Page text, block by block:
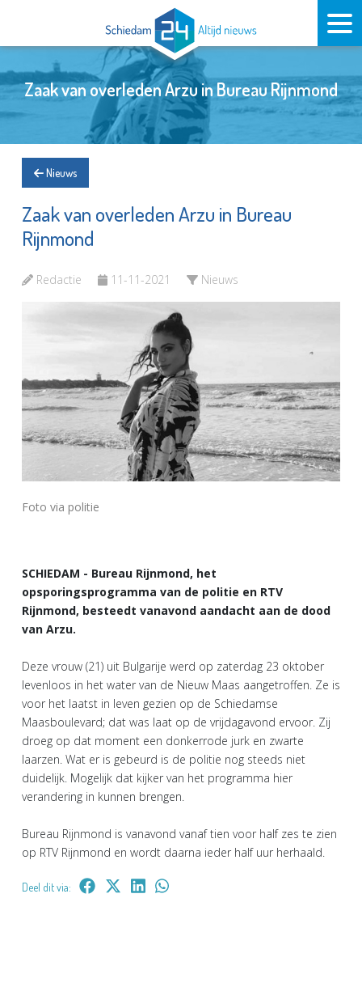
Zaak van overleden Arzu in Bureau Rijnmond
Nieuws
Zaak van overleden Arzu in Bureau
Rijnmond
Redactie 11-11-2021 Nieuws
Foto via politie
SCHIEDAM - Bureau Rijnmond, het
opsporingsprogramma van de politie en RTV
Rijnmond, besteedt vanavond aandacht aan de dood
van Arzu.
Deze vrouw (21) uit Bulgarije werd op zaterdag 23 oktober
levenloos in het water van de Nieuw Maas aangetroffen. Ze is
voor het laatst in leven gezien op de Schiedamse
Maasboulevard; dat was laat op de vrijdagavond ervoor. Zij
droeg op dat moment een donkerrode jurk en zwarte
laarzen. Wat er is gebeurd is de politie nog steeds niet
duidelijk. Mogelijk dat kijker van het programma hier
verandering in kunnen brengen.
Bureau Rijnmond is vanavond vanaf tien voor half zes te zien
op RTV Rijnmond en wordt daarna ieder half uur herhaald.
Deel dit via: